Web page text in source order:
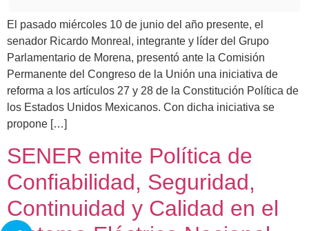
El pasado miércoles 10 de junio del año presente, el
senador Ricardo Monreal, integrante y líder del Grupo
Parlamentario de Morena, presentó ante la Comisión
Permanente del Congreso de la Unión una iniciativa de
reforma a los artículos 27 y 28 de la Constitución Política de
los Estados Unidos Mexicanos. Con dicha iniciativa se
propone […]
SENER emite Política de
Confiabilidad, Seguridad,
Continuidad y Calidad en el